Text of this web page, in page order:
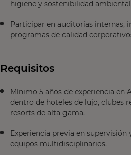
higiene y sostenibilidad
Participar en auditorías internas,
programas de calidad
Requisitos
Mínimo 5 años de experiencia en
dentro de hoteles de lujo, clubes
resorts de alta gama.
Experiencia previa en supervisión
equipos multidisciplinarios.